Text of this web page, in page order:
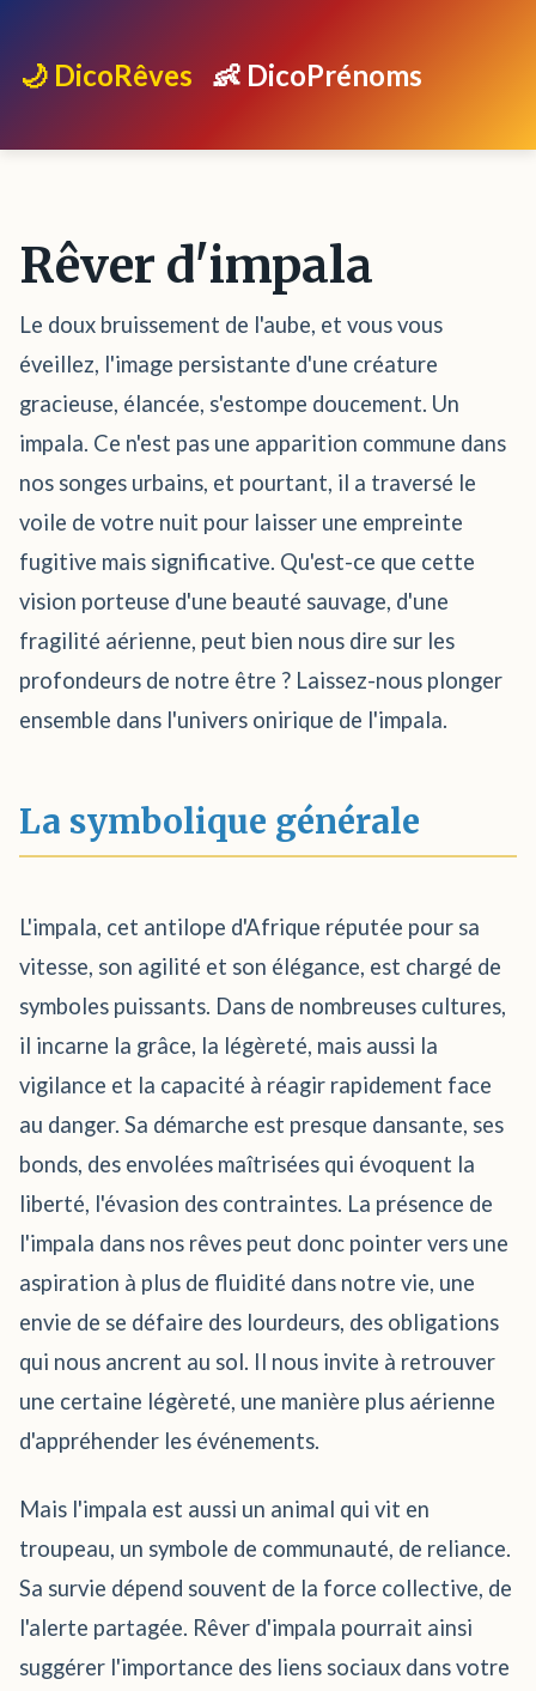
🌙 DicoRêves 👶 DicoPrénoms
Rêver d'impala
Le doux bruissement de l'aube, et vous vous
éveillez, l'image persistante d'une créature
gracieuse, élancée, s'estompe doucement. Un
impala. Ce n'est pas une apparition commune dans
nos songes urbains, et pourtant, il a traversé le
voile de votre nuit pour laisser une empreinte
fugitive mais significative. Qu'est-ce que cette
vision porteuse d'une beauté sauvage, d'une
fragilité aérienne, peut bien nous dire sur les
profondeurs de notre être ? Laissez-nous plonger
ensemble dans l'univers onirique de l'impala.
La symbolique générale
L'impala, cet antilope d'Afrique réputée pour sa
vitesse, son agilité et son élégance, est chargé de
symboles puissants. Dans de nombreuses cultures,
il incarne la grâce, la légèreté, mais aussi la
vigilance et la capacité à réagir rapidement face
au danger. Sa démarche est presque dansante, ses
bonds, des envolées maîtrisées qui évoquent la
liberté, l'évasion des contraintes. La présence de
l'impala dans nos rêves peut donc pointer vers une
aspiration à plus de fluidité dans notre vie, une
envie de se défaire des lourdeurs, des obligations
qui nous ancrent au sol. Il nous invite à retrouver
une certaine légèreté, une manière plus aérienne
d'appréhender les événements.
Mais l'impala est aussi un animal qui vit en
troupeau, un symbole de communauté, de reliance.
Sa survie dépend souvent de la force collective, de
l'alerte partagée. Rêver d'impala pourrait ainsi
suggérer l'importance des liens sociaux dans votre